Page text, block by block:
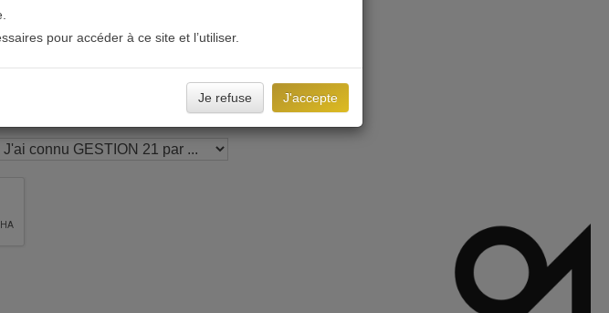
pour accéder à ce site et l’utiliser.
Je refuse J'accepte